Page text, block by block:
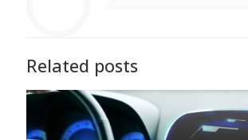
Related posts